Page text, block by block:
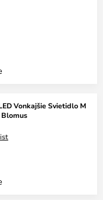
Vonkajšie Svietidlo M